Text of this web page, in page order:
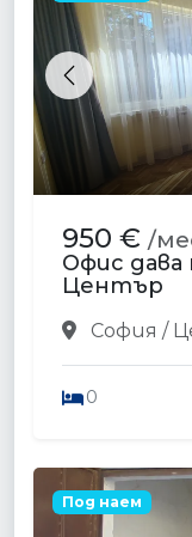
Previous
950 € /
Офис дава
Център
София /
0
Под наем